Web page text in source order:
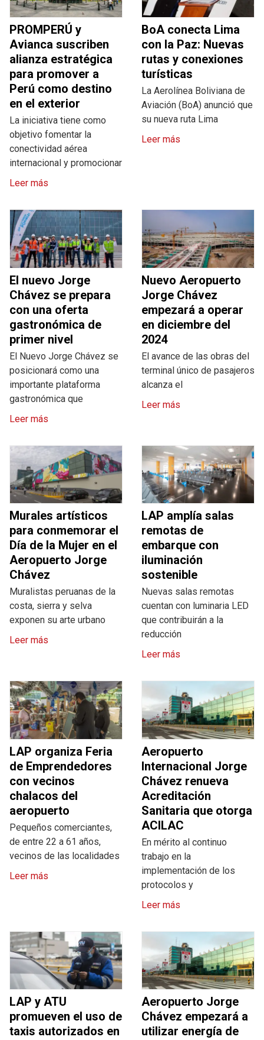
PROMPERÚ y
Avianca suscriben
alianza estratégica
para promover a
Perú como destino
en el exterior
La iniciativa tiene como
objetivo fomentar la
conectividad aérea
internacional y promocionar
Leer más
BoA conecta Lima
con la Paz: Nuevas
rutas y conexiones
turísticas
La Aerolínea Boliviana de
Aviación (BoA) anunció que
su nueva ruta Lima
Leer más
El nuevo Jorge
Chávez se prepara
con una oferta
gastronómica de
primer nivel
El Nuevo Jorge Chávez se
posicionará como una
importante plataforma
gastronómica que
Leer más
Nuevo Aeropuerto
Jorge Chávez
empezará a operar
en diciembre del
2024
El avance de las obras del
terminal único de pasajeros
alcanza el
Leer más
Murales artísticos
para conmemorar el
Día de la Mujer en el
Aeropuerto Jorge
Chávez
Muralistas peruanas de la
costa, sierra y selva
exponen su arte urbano
Leer más
LAP amplía salas
remotas de
embarque con
iluminación
sostenible
Nuevas salas remotas
cuentan con luminaria LED
que contribuirán a la
reducción
Leer más
LAP organiza Feria
de Emprendedores
con vecinos
chalacos del
aeropuerto
Pequeños comerciantes,
de entre 22 a 61 años,
vecinos de las localidades
Leer más
Aeropuerto
Internacional Jorge
Chávez renueva
Acreditación
Sanitaria que otorga
ACILAC
En mérito al continuo
trabajo en la
implementación de los
protocolos y
Leer más
LAP y ATU
promueven el uso de
taxis autorizados en
Aeropuerto Jorge
Chávez empezará a
utilizar energía de